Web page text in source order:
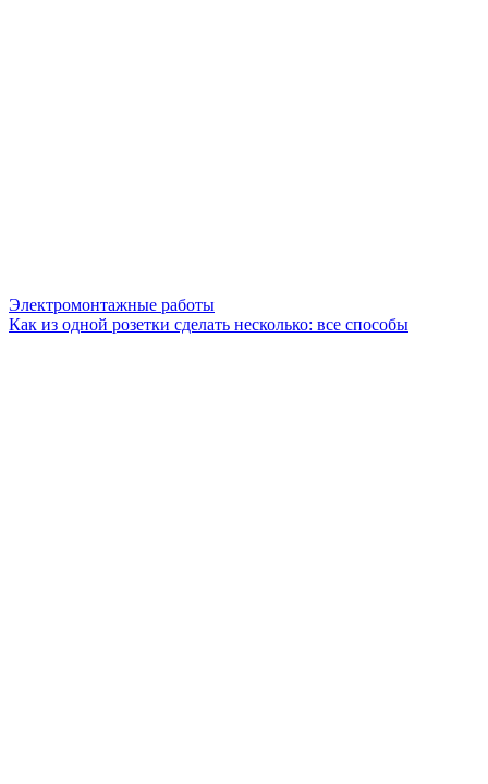
Электромонтажные работы
Как из одной розетки сделать несколько: все способы